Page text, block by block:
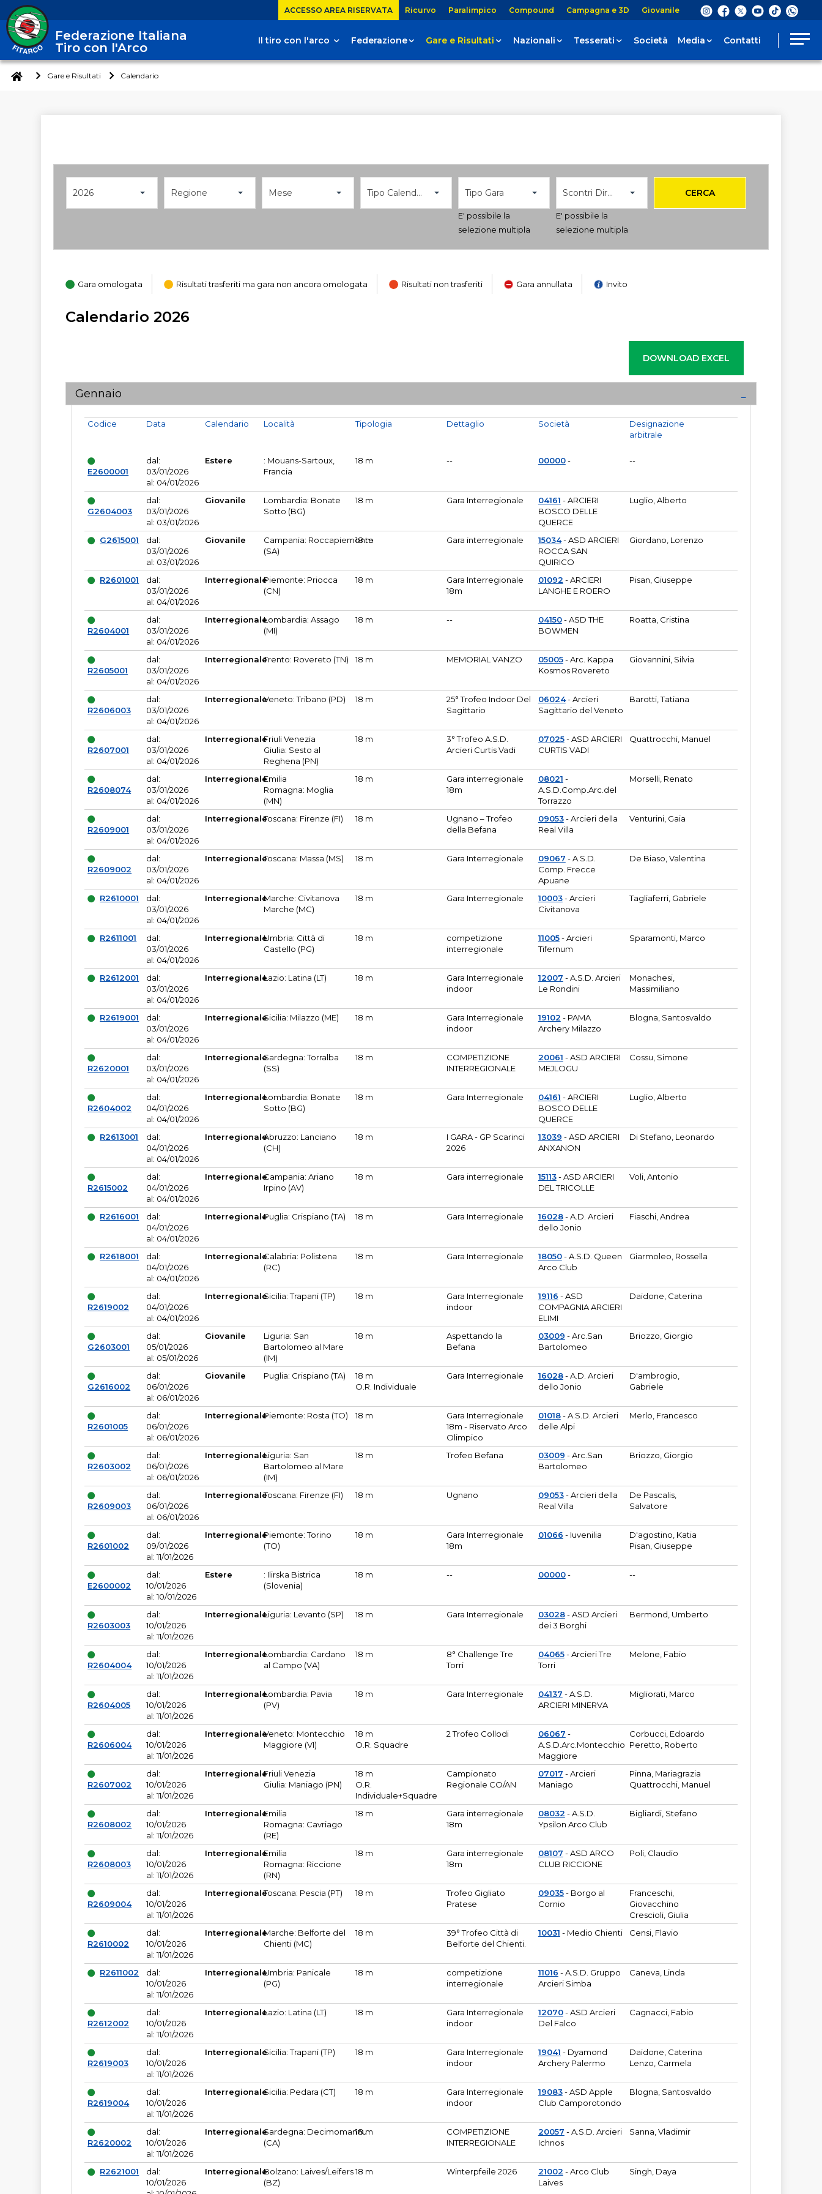
ACCESSO AREA RISERVATA Ricurvo Paralimpico Compound Campagna e 3D Giovanile
Federazione Italiana
Tiro con l'Arco
Il tiro con l'arco Federazione Gare e Risultati Nazionali Tesserati Società Media Contatti
Gare e Risultati Calendario
2026 Regione Mese Tipo Calendario Tipo Gara
E' possibile la
selezione multipla
Scontri Diretti
E' possibile la
selezione multipla
CERCA
Gara omologata Risultati trasferiti ma gara non ancora omologata Risultati non trasferiti Gara annullata Invito
Calendario 2026
Gennaio
Codice
E2600001
Data
dal:
03/01/2026
al: 04/01/2026
Calendario
Estere
Località
: Mouans-Sartoux,
Francia
Tipologia
18 m
Dettaglio
--
Società
00000-
Designazione
arbitrale
--
G2604003
dal:
03/01/2026
al: 03/01/2026
Giovanile
Lombardia: Bonate
Sotto (BG)
18 m Gara Interregionale 04161 - ARCIERI
BOSCO DELLE
QUERCE
Luglio, Alberto
G2615001
dal:
03/01/2026
al: 03/01/2026
Giovanile
Campania: Roccapiemonte
(SA)
18 m Gara interregionale 15034- ASD ARCIERI
ROCCA SAN
QUIRICO
Giordano, Lorenzo
R2601001
dal:
03/01/2026
al: 04/01/2026
InterregionalePiemonte: Priocca
(CN)
18 m
Gara Interregionale
18m
01092 - ARCIERI
LANGHE E ROERO
Pisan, Giuseppe
R2604001
dal:
03/01/2026
al: 04/01/2026
InterregionaleLombardia: Assago
(MI)
18 m -- 04150- ASD THE
BOWMEN
Roatta, Cristina
R2605001
dal:
03/01/2026
al: 04/01/2026
InterregionaleTrento: Rovereto (TN) 18 m MEMORIAL VANZO 05005- Arc. Kappa
Kosmos Rovereto
Giovannini, Silvia
R2606003
dal:
03/01/2026
al: 04/01/2026
InterregionaleVeneto: Tribano (PD) 18 m
25° Trofeo Indoor Del
Sagittario
06024- Arcieri
Sagittario del Veneto
Barotti, Tatiana
R2607001
dal:
03/01/2026
al: 04/01/2026
InterregionaleFriuli Venezia
Giulia: Sesto al
Reghena (PN)
18 m
3° Trofeo A.S.D.
Arcieri Curtis Vadi
07025- ASD ARCIERI
CURTIS VADI
Quattrocchi, Manuel
R2608074
dal:
03/01/2026
al: 04/01/2026
InterregionaleEmilia
Romagna: Moglia
(MN)
18 m
Gara interregionale
18m
08021 -
A.S.D.Comp.Arc.del
Torrazzo
Morselli, Renato
R2609001
dal:
03/01/2026
al: 04/01/2026
InterregionaleToscana: Firenze (FI) 18 m
Ugnano – Trofeo
della Befana
09053- Arcieri della
Real Villa
Venturini, Gaia
R2609002
dal:
03/01/2026
al: 04/01/2026
InterregionaleToscana: Massa (MS) 18 m Gara Interregionale 09067 - A.S.D.
Comp. Frecce
Apuane
De Biaso, Valentina
R2610001
dal:
03/01/2026
al: 04/01/2026
InterregionaleMarche: Civitanova
Marche (MC)
18 m Gara Interregionale 10003- Arcieri
Civitanova
Tagliaferri, Gabriele
R2611001
dal:
03/01/2026
al: 04/01/2026
InterregionaleUmbria: Città di
Castello (PG)
18 m
competizione
interregionale
11005- Arcieri
Tifernum
Sparamonti, Marco
R2612001
dal:
03/01/2026
al: 04/01/2026
InterregionaleLazio: Latina (LT) 18 m
Gara Interregionale
indoor
12007 - A.S.D. Arcieri
Le Rondini
Monachesi,
Massimiliano
R2619001
dal:
03/01/2026
al: 04/01/2026
InterregionaleSicilia: Milazzo (ME) 18 m
Gara Interregionale
indoor
19102 - PAMA
Archery Milazzo
Blogna, Santosvaldo
R2620001
dal:
03/01/2026
al: 04/01/2026
InterregionaleSardegna: Torralba
(SS)
18 m
COMPETIZIONE
INTERREGIONALE
20061 - ASD ARCIERI
MEJLOGU
Cossu, Simone
R2604002
dal:
04/01/2026
al: 04/01/2026
InterregionaleLombardia: Bonate
Sotto (BG)
18 m Gara Interregionale 04161 - ARCIERI
BOSCO DELLE
QUERCE
Luglio, Alberto
R2613001
dal:
04/01/2026
al: 04/01/2026
InterregionaleAbruzzo: Lanciano
(CH)
18 m
I GARA - GP Scarinci
2026
13039 - ASD ARCIERI
ANXANON
Di Stefano, Leonardo
R2615002
dal:
04/01/2026
al: 04/01/2026
InterregionaleCampania: Ariano
Irpino (AV)
18 m Gara interregionale 15113- ASD ARCIERI
DEL TRICOLLE
Voli, Antonio
R2616001
dal:
04/01/2026
al: 04/01/2026
InterregionalePuglia: Crispiano (TA) 18 m Gara Interregionale 16028- A.D. Arcieri
dello Jonio
Fiaschi, Andrea
R2618001
dal:
04/01/2026
al: 04/01/2026
InterregionaleCalabria: Polistena
(RC)
18 m Gara Interregionale 18050- A.S.D. Queen
Arco Club
Giarmoleo, Rossella
R2619002
dal:
04/01/2026
al: 04/01/2026
InterregionaleSicilia: Trapani (TP) 18 m
Gara Interregionale
indoor
19116 - ASD
COMPAGNIA ARCIERI
ELIMI
Daidone, Caterina
G2603001
dal:
05/01/2026
al: 05/01/2026
Giovanile
Liguria: San
Bartolomeo al Mare
(IM)
18 m
Aspettando la
Befana
03009 - Arc.San
Bartolomeo
Briozzo, Giorgio
G2616002
dal:
06/01/2026
al: 06/01/2026
Giovanile Puglia: Crispiano (TA)
18 m
O.R. Individuale
Gara Interregionale 16028- A.D. Arcieri
dello Jonio
D'ambrogio,
Gabriele
R2601005
dal:
06/01/2026
al: 06/01/2026
InterregionalePiemonte: Rosta (TO) 18 m
Gara Interregionale
18m - Riservato Arco
Olimpico
01018- A.S.D. Arcieri
delle Alpi
Merlo, Francesco
R2603002
dal:
06/01/2026
al: 06/01/2026
InterregionaleLiguria: San
Bartolomeo al Mare
(IM)
18 m Trofeo Befana 03009 - Arc.San
Bartolomeo
Briozzo, Giorgio
R2609003
dal:
06/01/2026
al: 06/01/2026
InterregionaleToscana: Firenze (FI) 18 m Ugnano 09053- Arcieri della
Real Villa
De Pascalis,
Salvatore
R2601002
dal:
09/01/2026
al: 11/01/2026
InterregionalePiemonte: Torino
(TO)
18 m
Gara Interregionale
18m
01066 - Iuvenilia
D'agostino, Katia
Pisan, Giuseppe
E2600002
dal:
10/01/2026
al: 10/01/2026
Estere
: Ilirska Bistrica
(Slovenia)
18 m -- 00000- --
R2603003
dal:
10/01/2026
al: 11/01/2026
InterregionaleLiguria: Levanto (SP) 18 m Gara Interregionale 03028- ASD Arcieri
dei 3 Borghi
Bermond, Umberto
R2604004
dal:
10/01/2026
al: 11/01/2026
InterregionaleLombardia: Cardano
al Campo (VA)
18 m
8° Challenge Tre
Torri
04065- Arcieri Tre
Torri
Melone, Fabio
R2604005
dal:
10/01/2026
al: 11/01/2026
InterregionaleLombardia: Pavia
(PV)
18 m Gara Interregionale 04137 - A.S.D.
ARCIERI MINERVA
Migliorati, Marco
R2606004
dal:
10/01/2026
al: 11/01/2026
InterregionaleVeneto: Montecchio
Maggiore (VI)
18 m
O.R. Squadre
2 Trofeo Collodi 06067 -
A.S.D.Arc.Montecchio
Maggiore
Corbucci, Edoardo
Peretto, Roberto
R2607002
dal:
10/01/2026
al: 11/01/2026
InterregionaleFriuli Venezia
Giulia: Maniago (PN)
18 m
O.R.
Individuale+Squadre
Campionato
Regionale CO/AN
07017 - Arcieri
Maniago
Pinna, Mariagrazia
Quattrocchi, Manuel
R2608002
dal:
10/01/2026
al: 11/01/2026
InterregionaleEmilia
Romagna: Cavriago
(RE)
18 m
Gara interregionale
18m
08032 - A.S.D.
Ypsilon Arco Club
Bigliardi, Stefano
R2608003
dal:
10/01/2026
al: 11/01/2026
InterregionaleEmilia
Romagna: Riccione
(RN)
18 m
Gara interregionale
18m
08107 - ASD ARCO
CLUB RICCIONE
Poli, Claudio
R2609004
dal:
10/01/2026
al: 11/01/2026
InterregionaleToscana: Pescia (PT) 18 m
Trofeo Gigliato
Pratese
09035- Borgo al
Cornio
Franceschi,
Giovacchino
Crescioli, Giulia
R2610002
dal:
10/01/2026
al: 11/01/2026
InterregionaleMarche: Belforte del
Chienti (MC)
18 m
39° Trofeo Città di
Belforte del Chienti.
10031 - Medio Chienti Censi, Flavio
R2611002
dal:
10/01/2026
al: 11/01/2026
InterregionaleUmbria: Panicale
(PG)
18 m
competizione
interregionale
11016 - A.S.D. Gruppo
Arcieri Simba
Caneva, Linda
R2612002
dal:
10/01/2026
al: 11/01/2026
InterregionaleLazio: Latina (LT) 18 m
Gara Interregionale
indoor
12070- ASD Arcieri
Del Falco
Cagnacci, Fabio
R2619003
dal:
10/01/2026
al: 11/01/2026
InterregionaleSicilia: Trapani (TP) 18 m
Gara Interregionale
indoor
19041 - Dyamond
Archery Palermo
Daidone, Caterina
Lenzo, Carmela
R2619004
dal:
10/01/2026
al: 11/01/2026
InterregionaleSicilia: Pedara (CT) 18 m
Gara Interregionale
indoor
19083- ASD Apple
Club Camporotondo
Blogna, Santosvaldo
R2620002
dal:
10/01/2026
al: 11/01/2026
InterregionaleSardegna: Decimomannu
(CA)
18 m
COMPETIZIONE
INTERREGIONALE
20057 - A.S.D. Arcieri
Ichnos
Sanna, Vladimir
R2621001
dal:
10/01/2026
InterregionaleBolzano: Laives/Leifers
(BZ)
18 m Winterpfeile 2026 21002 - Arco Club
Laives
Singh, Daya